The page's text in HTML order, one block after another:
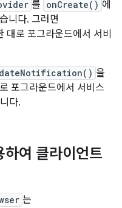
를 onCreate() 에
니다. 그러면
대로 포그라운드에서 서비
을
포그라운드에서 서비스
다.
여 클라이언트
는